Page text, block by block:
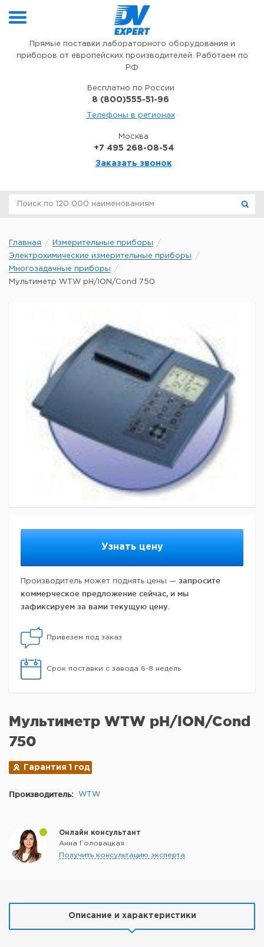
Прямые поставки лабораторного оборудования и
приборов от европейских производителей. Работаем по
РФ
Бесплатно по России
8 (800)555-51-96
Телефоны в регионах
Москва
+7 495 268-08-54
Заказать звонок
Главная
Измерительные приборы
Электрохимические измерительные приборы
Многозадачные приборы
Мультиметр WTW pH/ION/Cond 750
Узнать цену
Производитель может поднять цены — запросите
коммерческое предложение сейчас, и мы
зафиксируем за вами текущую цену.
Привезем под заказ
Срок поставки с завода 6-8 недель
Мультиметр WTW pH/ION/Cond
750
Гарантия 1 год
Производитель: WTW
Онлайн консультант
Анна Головацкая
Получить консультацию эксперта
Описание и характеристики